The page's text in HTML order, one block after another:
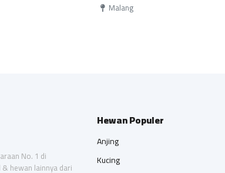
Malang
No. 1 di
hewan lainnya dari
Hewan Populer
Anjing
Kucing